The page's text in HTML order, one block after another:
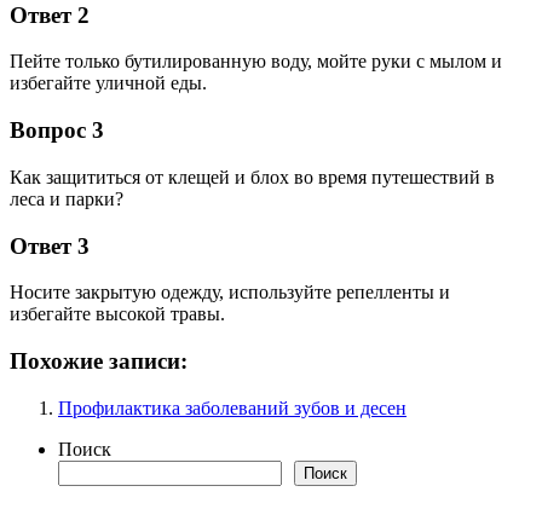
Ответ 2
Пейте только бутилированную воду, мойте руки с мылом и
избегайте уличной еды.
Вопрос 3
Как защититься от клещей и блох во время путешествий в
леса и парки?
Ответ 3
Носите закрытую одежду, используйте репелленты и
избегайте высокой травы.
Похожие записи:
Профилактика заболеваний зубов и десен
Поиск
Поиск